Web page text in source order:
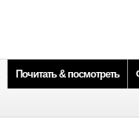
Почитать & посмотреть